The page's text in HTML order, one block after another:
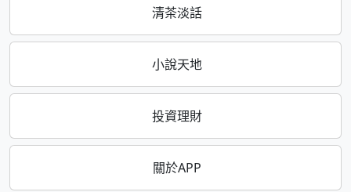
清茶淡話
小說天地
投資理財
關於APP